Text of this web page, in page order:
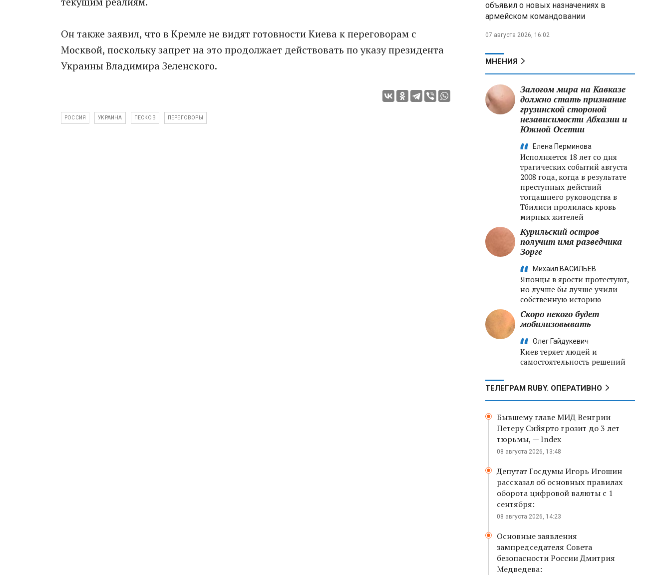
Он также заявил, что в Кремле не видят готовности Киева к переговорам с
Москвой, поскольку запрет на это продолжает действовать по указу президента
Украины Владимира Зеленского.
РОССИЯ УКРАИНА ПЕСКОВ ПЕРЕГОВОРЫ
объявил о новых назначениях в
армейском командовании
07 августа 2026, 16:02
МНЕНИЯ
Залогом мира на Кавказе
должно стать признание
грузинской стороной
независимости Абхазии и
Южной Осетии
Елена Перминова
Исполняется 18 лет со дня
трагических событий августа
2008 года, когда в результате
преступных действий
тогдашнего руководства в
Тбилиси пролилась кровь
мирных жителей
Курильский остров
получит имя разведчика
Зорге
Михаил ВАСИЛЬЕВ
Японцы в ярости протестуют,
но лучше бы лучше учили
собственную историю
Скоро некого будет
мобилизовывать
Олег Гайдукевич
Киев теряет людей и
самостоятельность решений
ТЕЛЕГРАМ RUBY. ОПЕРАТИВНО
Бывшему главе МИД Венгрии
Петеру Сийярто грозит до 3 лет
тюрьмы, — Index
08 августа 2026, 13:48
Депутат Госдумы Игорь Игошин
рассказал об основных правилах
оборота цифровой валюты с 1
сентября:
08 августа 2026, 14:23
Основные заявления
зампредседателя Совета
безопасности России Дмитрия
Медведева: